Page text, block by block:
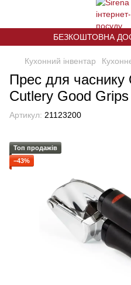
БЕЗКОШТОВНА
Кухонний інвентар
Прес для
Cutlery Good
Артикул: 21123200
Топ продажів
−43%